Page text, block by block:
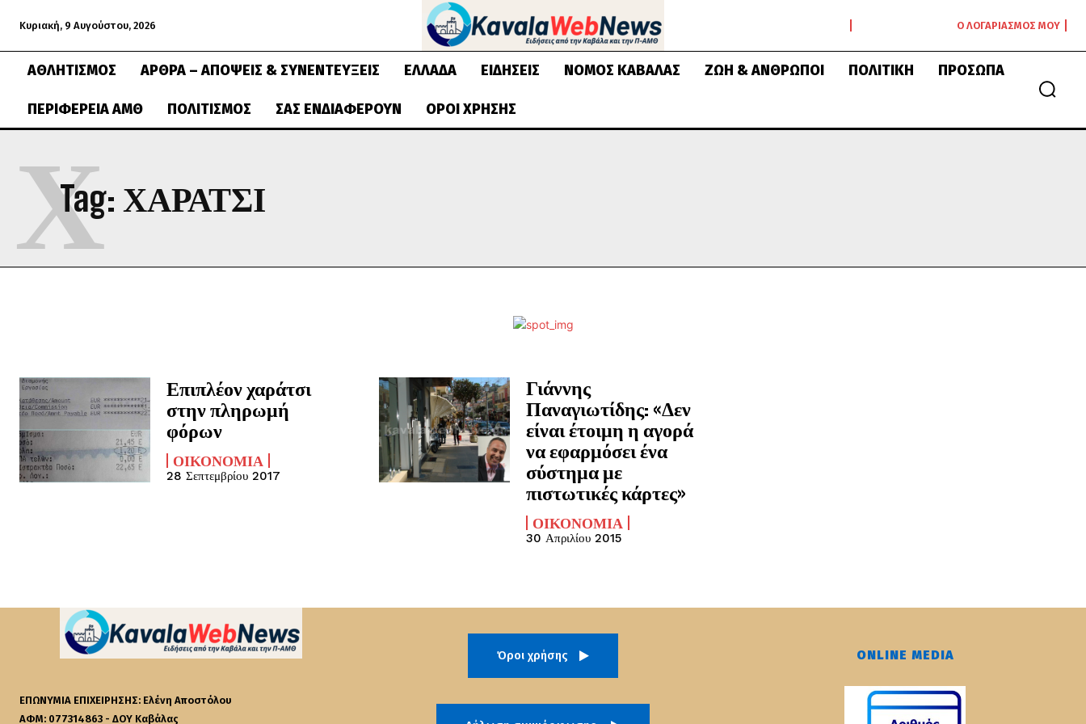
Κυριακή, 9 Αυγούστου, 2026 Ο ΛΟΓΑΡΙΑΣΜΌΣ ΜΟΥ
ΑΘΛΗΤΙΣΜΌΣ ΆΡΘΡΑ – ΑΠΌΨΕΙΣ & ΣΥΝΕΝΤΕΎΞΕΙΣ ΕΛΛΆΔΑ ΕΙΔΉΣΕΙΣ ΝΟΜΌΣ ΚΑΒΆΛΑΣ ΖΩΉ & ΆΝΘΡΩΠΟΙ ΠΟΛΙΤΙΚΉ ΠΡΌΣΩΠΑ
ΠΕΡΙΦΈΡΕΙΑ ΑΜΘ ΠΟΛΙΤΙΣΜΌΣ ΣΑΣ ΕΝΔΙΑΦΈΡΟΥΝ ΌΡΟΙ ΧΡΉΣΗΣ
Tag: ΧΑΡΆΤΣΙ
Χ
Επιπλέον χαράτσι
στην πληρωμή
φόρων
ΟΙΚΟΝΟΜΊΑ
28 Σεπτεμβρίου 2017
Γιάννης
Παναγιωτίδης: «Δεν
είναι έτοιμη η αγορά
να εφαρμόσει ένα
σύστημα με
πιστωτικές κάρτες»
ΟΙΚΟΝΟΜΊΑ
30 Απριλίου 2015
ΕΠΩΝΥΜΙΑ ΕΠΙΧΕΙΡΗΣΗΣ: Ελένη Αποστόλου
ΑΦΜ: 077314863 - ΔΟΥ Καβάλας
Όροι χρήσης ONLINE MEDIA